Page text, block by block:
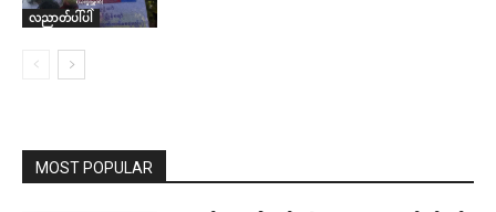
လညာတ်ပါ်ပါဲ
MOST POPULAR